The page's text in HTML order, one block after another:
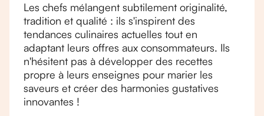
Les chefs mélangent subtilement originalité,
tradition et qualité : ils s'inspirent des
tendances culinaires actuelles tout en
adaptant leurs offres aux consommateurs. Ils
n'hésitent pas à développer des recettes
propre à leurs enseignes pour marier les
saveurs et créer des harmonies gustatives
innovantes !